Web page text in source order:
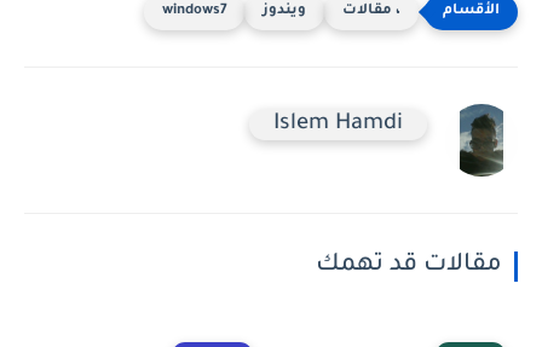
، مقالات ويندوز windows7
Islem Hamdi
مقالات قد تهمك